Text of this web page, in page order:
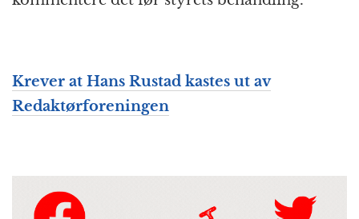
Krever at Hans Rustad kastes ut av
Redaktør­foreningen